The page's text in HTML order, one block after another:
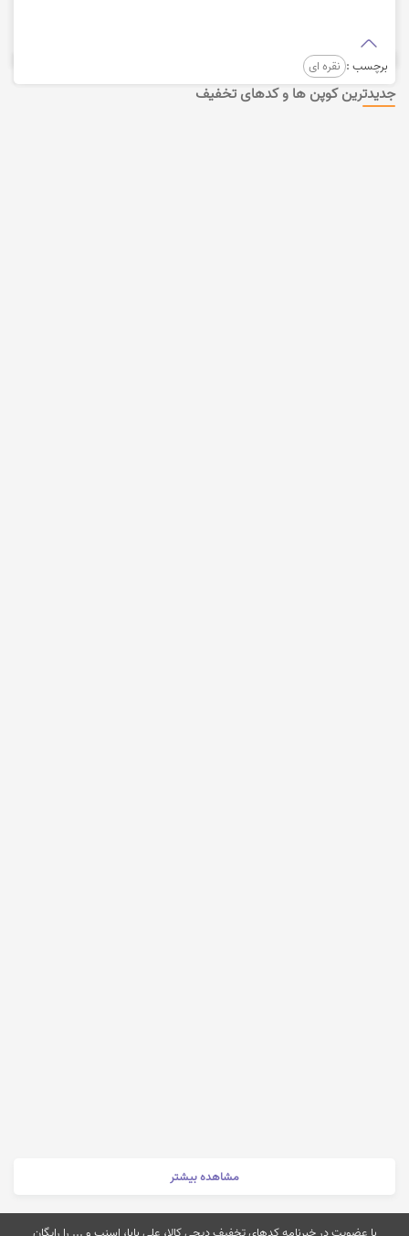
برچسب : نقره ای
جدیدترین کوپن ها و کدهای تخفیف
مشاهده بیشتر
با عضویت در خبرنامه کدهای تخفیف دیجی کالا، علی بابا، اسنپ و ... را رایگان